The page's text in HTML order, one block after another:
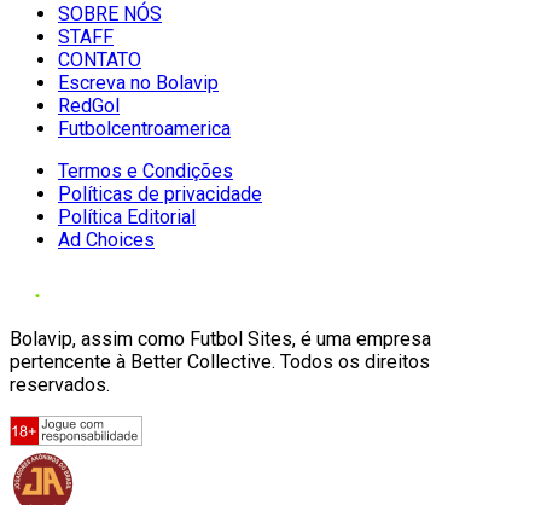
SOBRE NÓS
STAFF
CONTATO
Escreva no Bolavip
RedGol
Futbolcentroamerica
Termos e Condições
Políticas de privacidade
Política Editorial
Ad Choices
Bolavip, assim como Futbol Sites, é uma empresa
pertencente à Better Collective. Todos os direitos
reservados.